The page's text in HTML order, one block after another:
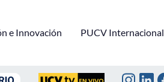
e Innovación PUCV Internacional